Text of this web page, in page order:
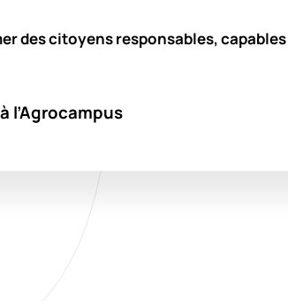
des citoyens responsables, capables
l’Agrocampus